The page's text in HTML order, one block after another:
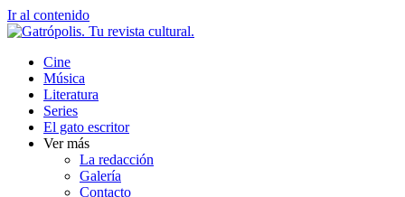
Ir al contenido
Cine
Música
Literatura
Series
El gato escritor
Ver más
La redacción
Galería
Contacto